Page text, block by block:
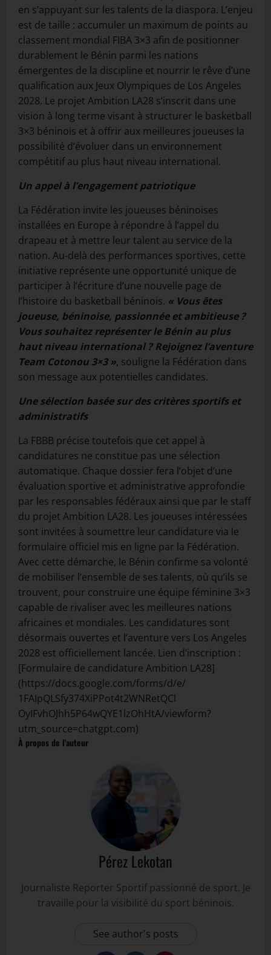
en s’appuyant sur les talents de la diaspora. L’enjeu
est de taille : accumuler un maximum de points au
classement mondial FIBA 3×3 afin de positionner
durablement le Bénin parmi les nations
émergentes de la discipline et nourrir le rêve d’une
qualification aux Jeux Olympiques de Los Angeles
2028. Le projet Ambition LA28 s’inscrit dans une
vision à long terme visant à structurer le basketball
3×3 béninois et à offrir aux meilleures joueuses la
possibilité d’évoluer dans un environnement
compétitif au plus haut niveau international.
Un appel à l’engagement patriotique
La Fédération invite les joueuses béninoises
installées en Europe à répondre à l’appel du
drapeau et à mettre leur talent au service de la
nation. Au-delà des performances sportives, cette
initiative représente une opportunité unique de
participer à l’écriture d’une nouvelle page de
l’histoire du basketball béninois. « Vous êtes
joueuse, béninoise, passionnée et ambitieuse ?
Vous souhaitez représenter le Bénin au plus
haut niveau international ? Rejoignez l’aventure
Team Cotonou 3×3 », souligne la Fédération dans
son message aux potentielles candidates.
Une sélection basée sur des critères sportifs et
administratifs
La FBBB précise toutefois que cet appel à
candidatures ne constitue pas une sélection
automatique. Chaque dossier fera l’objet d’une
évaluation sportive et administrative approfondie
par les responsables fédéraux ainsi que par le staff
du projet Ambition LA28. Les joueuses intéressées
sont invitées à soumettre leur candidature via le
formulaire officiel mis en ligne par la Fédération.
Avec cette démarche, le Bénin confirme sa volonté
de mobiliser l’ensemble de ses talents, où qu’ils se
trouvent, pour construire une équipe féminine 3×3
capable de rivaliser avec les meilleures nations
africaines et mondiales. Les candidatures sont
désormais ouvertes et l’aventure vers Los Angeles
2028 est officiellement lancée. Lien d’inscription :
[Formulaire de candidature Ambition LA28]
(https://docs.google.com/forms/d/e/
1FAIpQLSfy374XiPPot4t2WNRetQCl
OyIFvhOJhh5P64wQYE1lzOhHtA/viewform?
utm_source=chatgpt.com)
À propos de l'auteur
Pérez Lekotan
Journaliste Reporter Sportif passionné de sport. Je
travaille pour la visibilité du sport béninois.
See author's posts